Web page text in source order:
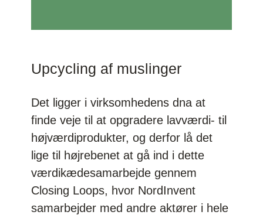
Upcycling af muslinger
Det ligger i virksomhedens dna at
finde veje til at opgradere lavværdi- til
højværdiprodukter, og derfor lå det
lige til højrebenet at gå ind i dette
værdikædesamarbejde gennem
Closing Loops, hvor NordInvent
samarbejder med andre aktører i hele